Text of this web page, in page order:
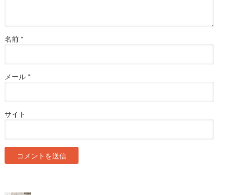
名前 *
メール *
サイト